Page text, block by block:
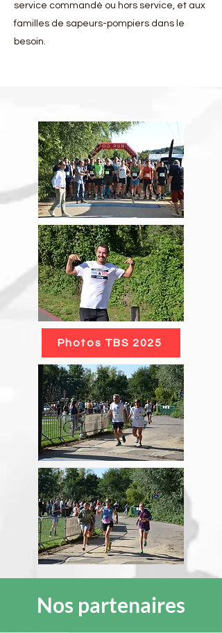
service commandé ou hors service, et aux
familles de sapeurs-pompiers dans le
besoin.
Photos TBS 2025
Nos partenaires